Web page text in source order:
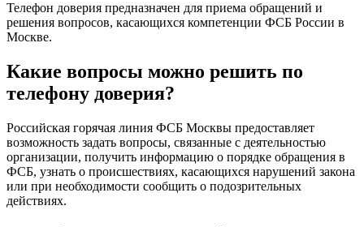
Телефон доверия предназначен для приема обращений и
решения вопросов, касающихся компетенции ФСБ России в
Москве.
Какие вопросы можно решить по
телефону доверия?
Российская горячая линия ФСБ Москвы предоставляет
возможность задать вопросы, связанные с деятельностью
организации, получить информацию о порядке обращения в
ФСБ, узнать о происшествиях, касающихся нарушений закона
или при необходимости сообщить о подозрительных
действиях.